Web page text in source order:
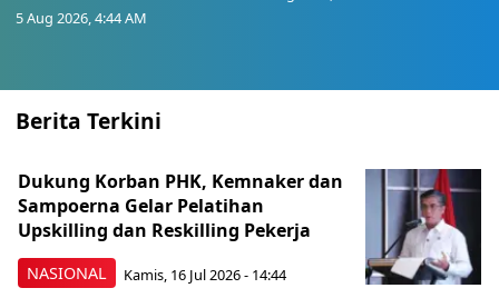
5 Aug 2026, 4:44 AM
Berita Terkini
NASIONAL
Dukung Korban PHK, Kemnaker dan
Sampoerna Gelar Pelatihan
Upskilling dan Reskilling Pekerja
Kamis, 16 Jul 2026 - 14:44